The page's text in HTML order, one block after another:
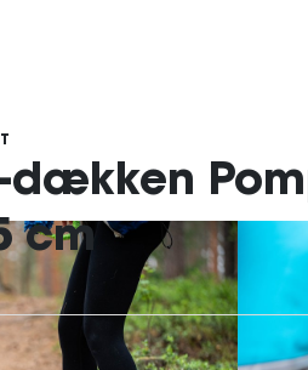
dækken
cm
jakke, der beskytter din